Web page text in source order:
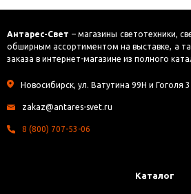
Антарес-Свет – магазины светотехники,
обширным ассортиментом на выставке, а
заказа в интернет-магазине из полного
Новосибирск, ул. Ватутина 99Н и Гоголя
zakaz@antares-svet.ru
8 (800) 707-53-06
Каталог